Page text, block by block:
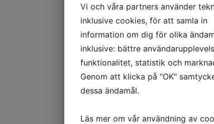
Vi och våra partners använder
inklusive cookies, för att samla in
information om dig för olika
inklusive: bättre
funktionalitet, statistik och
Genom att klicka på "OK"
dessa ändamål.
Läs mer om vår användning av